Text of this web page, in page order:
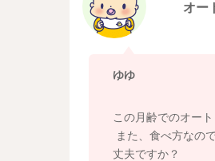
オー
ゆゆ
この月齢でのオー
また、食べ方なの
丈夫ですか？